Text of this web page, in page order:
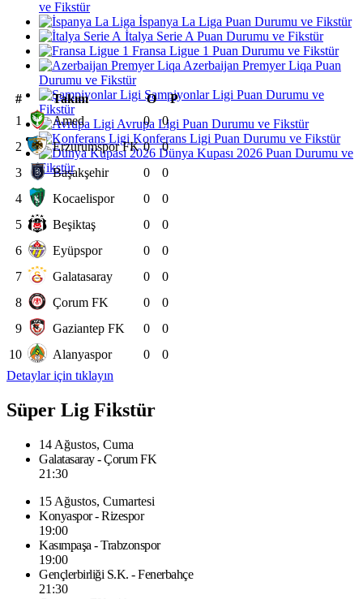
ve Fikstür
İspanya La Liga Puan Durumu ve Fikstür
İtalya Serie A Puan Durumu ve Fikstür
Fransa Ligue 1 Puan Durumu ve Fikstür
Azerbaijan Premyer Liqa Puan
Durumu ve Fikstür
Şampiyonlar Ligi Puan Durumu ve
Fikstür
Avrupa Ligi Puan Durumu ve Fikstür
Konferans Ligi Puan Durumu ve Fikstür
Dünya Kupası 2026 Puan Durumu ve
Fikstür
# Takım O
P
1
Amed 0
0
2
Erzurumspor FK 0
0
3
Başakşehir 0
0
4
Kocaelispor 0
0
5
Beşiktaş 0
0
6
Eyüpspor 0
0
7
Galatasaray 0
0
8
Çorum FK 0
0
9
Gaziantep FK 0
0
10
Alanyaspor 0
0
Detaylar için tıklayın
Süper Lig Fikstür
14 Ağustos, Cuma
Galatasaray - Çorum FK
21:30
15 Ağustos, Cumartesi
Konyaspor - Rizespor
19:00
Kasımpaşa - Trabzonspor
19:00
Gençlerbirliği S.K. - Fenerbahçe
21:30